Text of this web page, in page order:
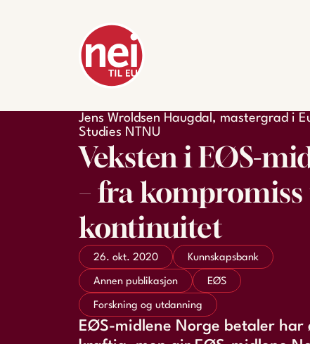
Jens Wroldsen Haugdal, mastergrad i
Studies NTNU
Veksten i EØS-
– fra
kontinuitet
26. okt. 2020 Kunnskapsbank
Annen publikasjon EØS
Forskning og utdanning
EØS-midlene Norge betaler har